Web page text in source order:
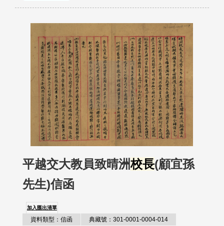
平越交大教員致晴洲校長(顧宜孫
先生)信函
加入匯出清單
資料類型：信函 典藏號：301-0001-0004-014